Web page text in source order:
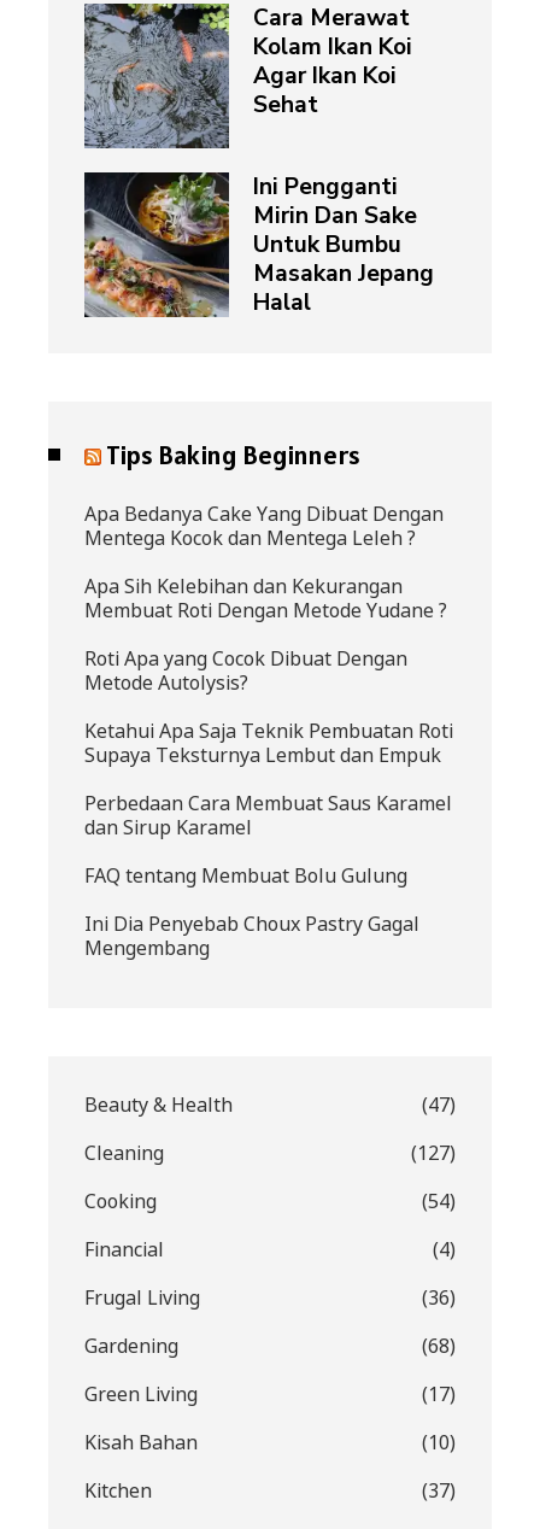
Cara Merawat
Kolam Ikan Koi
Agar Ikan Koi
Sehat
Ini Pengganti
Mirin Dan Sake
Untuk Bumbu
Masakan Jepang
Halal
Tips Baking Beginners
Apa Bedanya Cake Yang Dibuat Dengan
Mentega Kocok dan Mentega Leleh ?
Apa Sih Kelebihan dan Kekurangan
Membuat Roti Dengan Metode Yudane ?
Roti Apa yang Cocok Dibuat Dengan
Metode Autolysis?
Ketahui Apa Saja Teknik Pembuatan Roti
Supaya Teksturnya Lembut dan Empuk
Perbedaan Cara Membuat Saus Karamel
dan Sirup Karamel
FAQ tentang Membuat Bolu Gulung
Ini Dia Penyebab Choux Pastry Gagal
Mengembang
Beauty & Health
(47)
Cleaning
(127)
Cooking
(54)
Financial
(4)
Frugal Living
(36)
Gardening
(68)
Green Living
(17)
Kisah Bahan
(10)
Kitchen
(37)